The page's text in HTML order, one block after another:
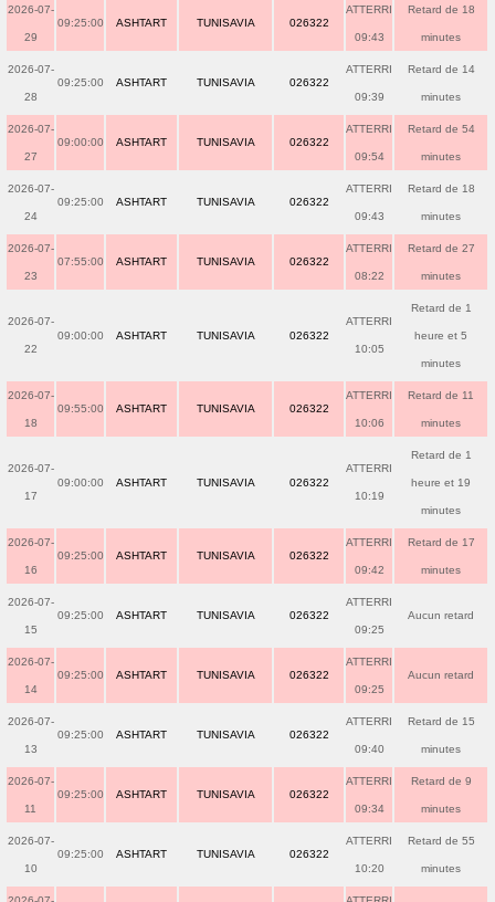
2026-07-
29
09:25:00 ASHTART TUNISAVIA 026322
ATTERRI
09:43
Retard de 18
minutes
2026-07-
28
09:25:00 ASHTART TUNISAVIA 026322
ATTERRI
09:39
Retard de 14
minutes
2026-07-
27
09:00:00 ASHTART TUNISAVIA 026322
ATTERRI
09:54
Retard de 54
minutes
2026-07-
24
09:25:00 ASHTART TUNISAVIA 026322
ATTERRI
09:43
Retard de 18
minutes
2026-07-
23
07:55:00 ASHTART TUNISAVIA 026322
ATTERRI
08:22
Retard de 27
minutes
2026-07-
22
09:00:00 ASHTART TUNISAVIA 026322
ATTERRI
10:05
Retard de 1
heure et 5
minutes
2026-07-
18
09:55:00 ASHTART TUNISAVIA 026322
ATTERRI
10:06
Retard de 11
minutes
2026-07-
17
09:00:00 ASHTART TUNISAVIA 026322
ATTERRI
10:19
Retard de 1
heure et 19
minutes
2026-07-
16
09:25:00 ASHTART TUNISAVIA 026322
ATTERRI
09:42
Retard de 17
minutes
2026-07-
15
09:25:00 ASHTART TUNISAVIA 026322
ATTERRI
09:25
Aucun retard
2026-07-
14
09:25:00 ASHTART TUNISAVIA 026322
ATTERRI
09:25
Aucun retard
2026-07-
13
09:25:00 ASHTART TUNISAVIA 026322
ATTERRI
09:40
Retard de 15
minutes
2026-07-
11
09:25:00 ASHTART TUNISAVIA 026322
ATTERRI
09:34
Retard de 9
minutes
2026-07-
10
09:25:00 ASHTART TUNISAVIA 026322
ATTERRI
10:20
Retard de 55
minutes